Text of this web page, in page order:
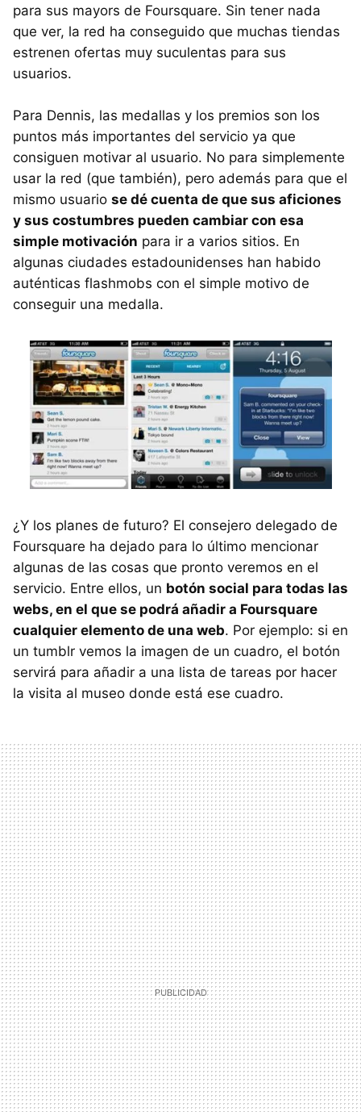
para sus mayors de Foursquare. Sin tener nada
que ver, la red ha conseguido que muchas tiendas
estrenen ofertas muy suculentas para sus
usuarios.
Para Dennis, las medallas y los premios son los
puntos más importantes del servicio ya que
consiguen motivar al usuario. No para simplemente
usar la red (que también), pero además para que el
mismo usuario se dé cuenta de que sus aficiones
y sus costumbres pueden cambiar con esa
simple motivación para ir a varios sitios. En
algunas ciudades estadounidenses han habido
auténticas flashmobs con el simple motivo de
conseguir una medalla.
¿Y los planes de futuro? El consejero delegado de
Foursquare ha dejado para lo último mencionar
algunas de las cosas que pronto veremos en el
servicio. Entre ellos, un botón social para todas las
webs, en el que se podrá añadir a Foursquare
cualquier elemento de una web. Por ejemplo: si en
un tumblr vemos la imagen de un cuadro, el botón
servirá para añadir a una lista de tareas por hacer
la visita al museo donde está ese cuadro.